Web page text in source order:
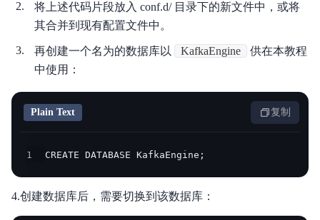
将上述代码片段放入 conf.d/ 目录下的新文件中，或将
其合并到现有配置文件中。
再创建一个名为的数据库以 KafkaEngine
供在本教程
中使用：
Plain Text 复制
1 CREATE DATABASE KafkaEngine;
4.创建数据库后，需要切换到该数据库：